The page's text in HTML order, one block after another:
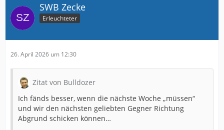
SWB Zecke
Erleuchteter
26. April 2026 um 12:30
Zitat von Bulldozer
Ich fänds besser, wenn die nächste Woche „müssen“
und wir den nächsten geliebten Gegner Richtung
Abgrund schicken können…